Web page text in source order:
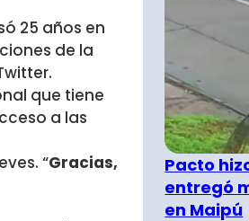
25 años en
de la
que tiene
a las
“Gracias,
Pacto
entregó
en Maipú